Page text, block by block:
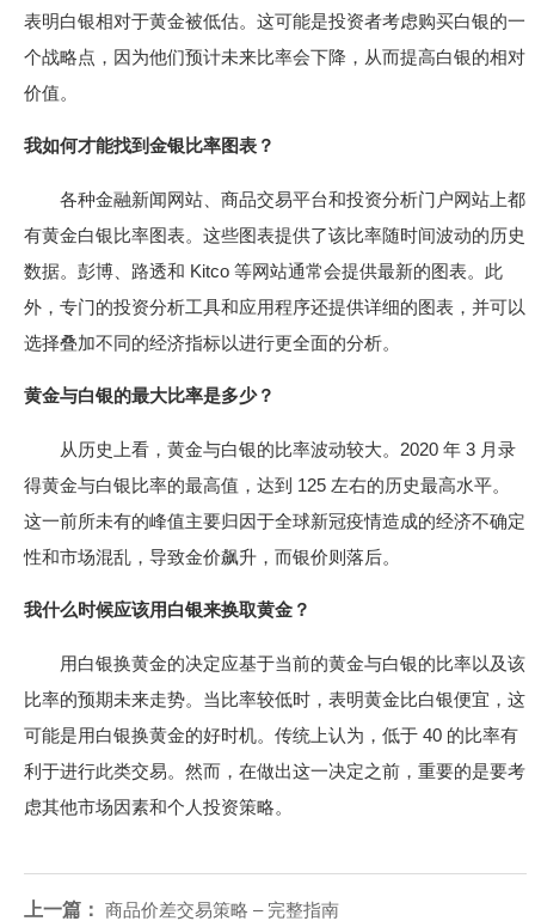
表明白银相对于黄金被低估。这可能是投资者考虑购买白银的一
个战略点，因为他们预计未来比率会下降，从而提高白银的相对
价值。
我如何才能找到金银比率图表？
各种金融新闻网站、商品交易平台和投资分析门户网站上都
有黄金白银比率图表。这些图表提供了该比率随时间波动的历史
数据。彭博、路透和 Kitco 等网站通常会提供最新的图表。此
外，专门的投资分析工具和应用程序还提供详细的图表，并可以
选择叠加不同的经济指标以进行更全面的分析。
黄金与白银的最大比率是多少？
从历史上看，黄金与白银的比率波动较大。2020 年 3 月录
得黄金与白银比率的最高值，达到 125 左右的历史最高水平。
这一前所未有的峰值主要归因于全球新冠疫情造成的经济不确定
性和市场混乱，导致金价飙升，而银价则落后。
我什么时候应该用白银来换取黄金？
用白银换黄金的决定应基于当前的黄金与白银的比率以及该
比率的预期未来走势。当比率较低时，表明黄金比白银便宜，这
可能是用白银换黄金的好时机。传统上认为，低​​于 40 的比率有
利于进行此类交易。然而，在做出这一决定之前，重要的是要考
虑其他市场因素和个人投资策略。
上一篇： 商品价差交易策略 – 完整指南